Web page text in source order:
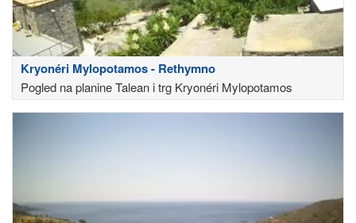
Kryonéri Mylopotamos - Rethymno
Pogled na planine Talean i trg Kryonéri Mylopotamos